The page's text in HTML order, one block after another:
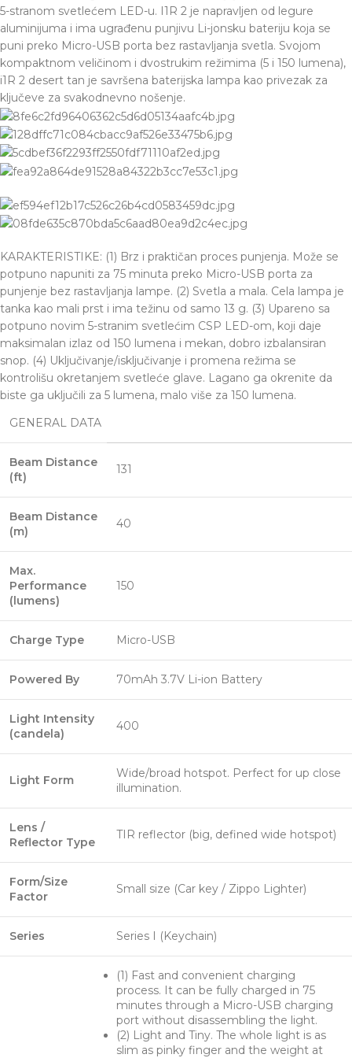
5-stranom svetlećem LED-u. I1R 2 je napravljen od legure
aluminijuma i ima ugrađenu punjivu Li-jonsku bateriju koja se
puni preko Micro-USB porta bez rastavljanja svetla. Svojom
kompaktnom veličinom i dvostrukim režimima (5 i 150 lumena),
i1R 2 desert tan je savršena baterijska lampa kao privezak za
ključeve za svakodnevno nošenje.
KARAKTERISTIKE: (1) Brz i praktičan proces punjenja. Može se
potpuno napuniti za 75 minuta preko Micro-USB porta za
punjenje bez rastavljanja lampe. (2) Svetla a mala. Cela lampa je
tanka kao mali prst i ima težinu od samo 13 g. (3) Upareno sa
potpuno novim 5-stranim svetlećim CSP LED-om, koji daje
maksimalan izlaz od 150 lumena i mekan, dobro izbalansiran
snop. (4) Uključivanje/isključivanje i promena režima se
kontrolišu okretanjem svetleće glave. Lagano ga okrenite da
biste ga uključili za 5 lumena, malo više za 150 lumena.
GENERAL DATA
Beam Distance
(ft)
131
Beam Distance
(m)
40
Max.
Performance
(lumens)
150
Charge Type Micro-USB
Powered By 70mAh 3.7V Li-ion Battery
Light Intensity
(candela)
400
Light Form
Wide/broad hotspot. Perfect for up close
illumination.
Lens /
Reflector Type
TIR reflector (big, defined wide hotspot)
Form/Size
Factor
Small size (Car key / Zippo Lighter)
Series Series I (Keychain)
(1) Fast and convenient charging
process. It can be fully charged in 75
minutes through a Micro-USB charging
port without disassembling the light.
(2) Light and Tiny. The whole light is as
slim as pinky finger and the weight at